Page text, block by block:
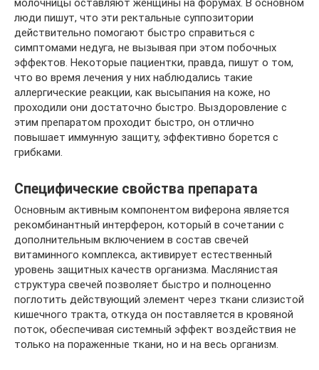
молочницы оставляют женщины на форумах. В основном
люди пишут, что эти ректальные суппозитории
действительно помогают быстро справиться с
симптомами недуга, не вызывая при этом побочных
эффектов. Некоторые пациентки, правда, пишут о том,
что во время лечения у них наблюдались такие
аллергические реакции, как высыпания на коже, но
проходили они достаточно быстро. Выздоровление с
этим препаратом проходит быстро, он отлично
повышает иммунную защиту, эффективно борется с
грибками.
Специфические свойства препарата
Основным активным компонентом виферона является
рекомбинантный интерферон, который в сочетании с
дополнительным включением в состав свечей
витаминного комплекса, активирует естественный
уровень защитных качеств организма. Маслянистая
структура свечей позволяет быстро и полноценно
поглотить действующий элемент через ткани слизистой
кишечного тракта, откуда он поставляется в кровяной
поток, обеспечивая системный эффект воздействия не
только на пораженные ткани, но и на весь организм.